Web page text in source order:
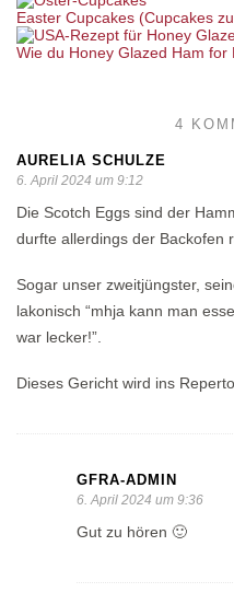
Easter Cupcakes (Cupcakes
Wie du Honey Glazed Ham for
4
AURELIA SCHULZE
6. April 2024 um 9:12
Die Scotch Eggs sind der
durfte allerdings der Backofen
Sogar unser zweitjüngster,
lakonisch “mhja kann man
war lecker!”.
Dieses Gericht wird ins
GFRA-ADMIN
6. April 2024 um 9:36
Gut zu hören 🙂